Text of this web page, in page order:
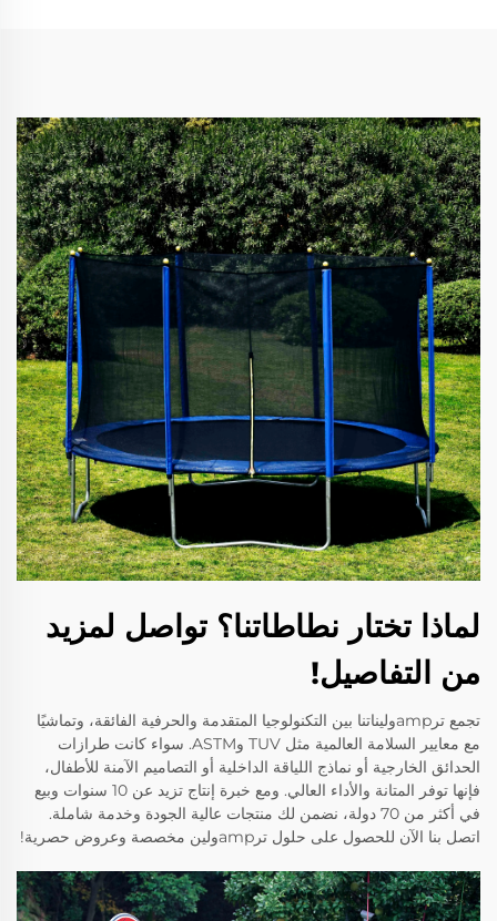
لماذا تختار نطاطاتنا؟ تواصل لمزيد
من التفاصيل!
تجمع ترampوليناتنا بين التكنولوجيا المتقدمة والحرفية الفائقة، وتماشيًا
مع معايير السلامة العالمية مثل TUV وASTM. سواء كانت طرازات
الحدائق الخارجية أو نماذج اللياقة الداخلية أو التصاميم الآمنة للأطفال،
فإنها توفر المتانة والأداء العالي. ومع خبرة إنتاج تزيد عن 10 سنوات وبيع
في أكثر من 70 دولة، نضمن لك منتجات عالية الجودة وخدمة شاملة.
اتصل بنا الآن للحصول على حلول ترampولين مخصصة وعروض حصرية!